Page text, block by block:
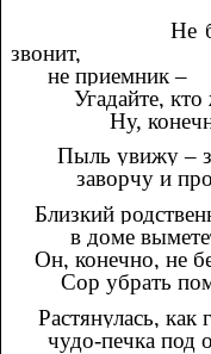
Не
звонит,
не приемник –
Угадайте,
Ну,
Пыль увижу –
заворчу и
Близкий
в доме
Он, конечно, не
Сор убрать
Растянулась, как
чудо-печка под